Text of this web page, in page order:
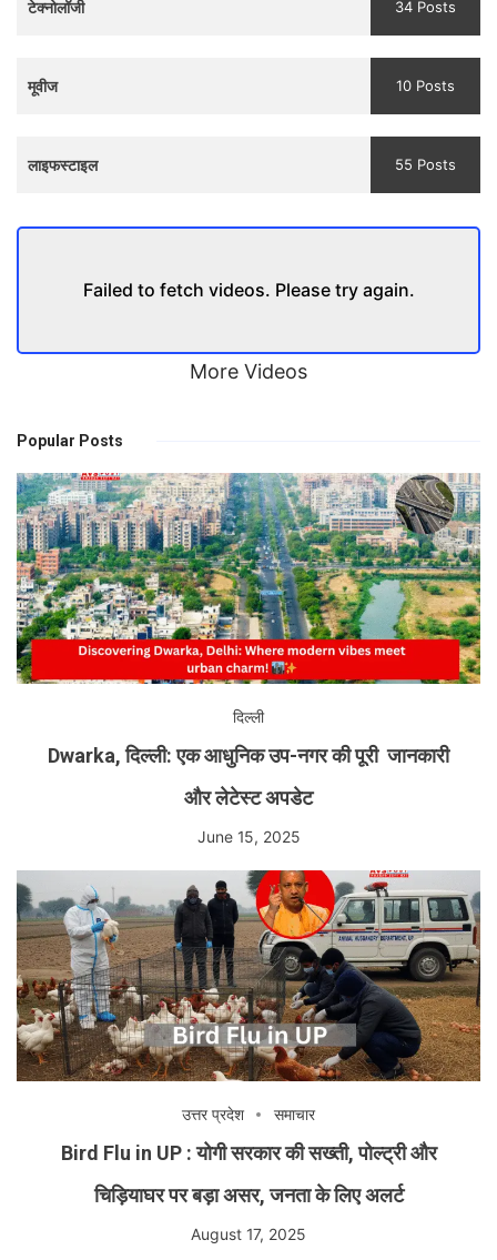
टेक्नोलॉजी 34 Posts
मूवीज 10 Posts
लाइफस्टाइल 55 Posts
Failed to fetch videos. Please try again.
More Videos
Popular Posts
दिल्ली
Dwarka, दिल्ली: एक आधुनिक उप-नगर की पूरी जानकारी
और लेटेस्ट अपडेट
June 15, 2025
उत्तर प्रदेश समाचार
Bird Flu in UP : योगी सरकार की सख्ती, पोल्ट्री और
चिड़ियाघर पर बड़ा असर, जनता के लिए अलर्ट
August 17, 2025